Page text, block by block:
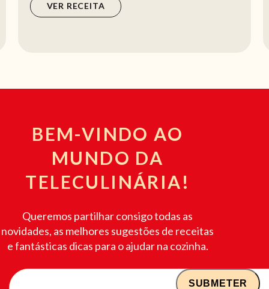
VER RECEITA
BEM-VINDO AO
MUNDO DA
TELECULINÁRIA!
Queremos partilhar consigo todas as
novidades, as melhores sugestões de receitas
e fantásticas dicas para o ajudar na cozinha.